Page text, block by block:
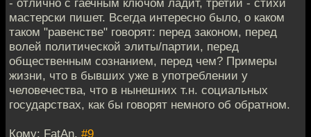
- отлично с гаечным ключом ладит, третий - стихи
мастерски пишет. Всегда интересно было, о каком
таком "равенстве" говорят: перед законом, перед
волей политической элиты/партии, перед
общественным сознанием, перед чем? Примеры
жизни, что в бывших уже в употреблении у
человечества, что в нынешних т.н. социальных
государствах, как бы говорят немного об обратном.
Кому: FatAn, #9